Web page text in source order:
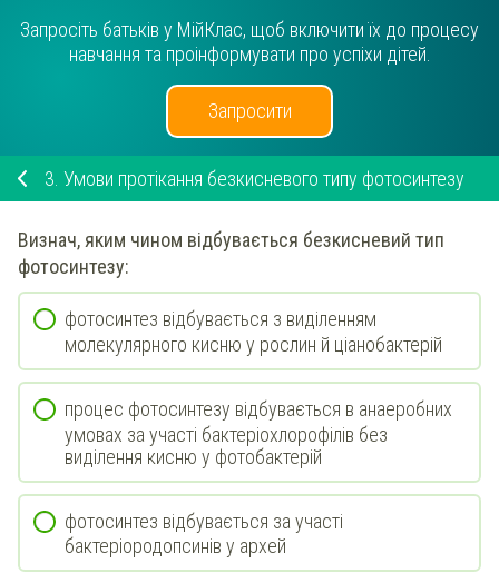
Запросіть батьків у МійКлас, щоб включити їх до процесу
навчання та проінформувати про успіхи дітей.
Запросити
3. Умови протікання безкисневого типу фотосинтезу
Визнач, яким чином відбувається безкисневий тип
фотосинтезу:
фотосинтез відбувається з виділенням
молекулярного кисню у рослин й ціанобактерій
процес фотосинтезу відбувається в анаеробних
умовах за участі бактеріохлорофілів без
виділення кисню у фотобактерій
фотосинтез відбувається за участі
бактеріородопсинів у архей